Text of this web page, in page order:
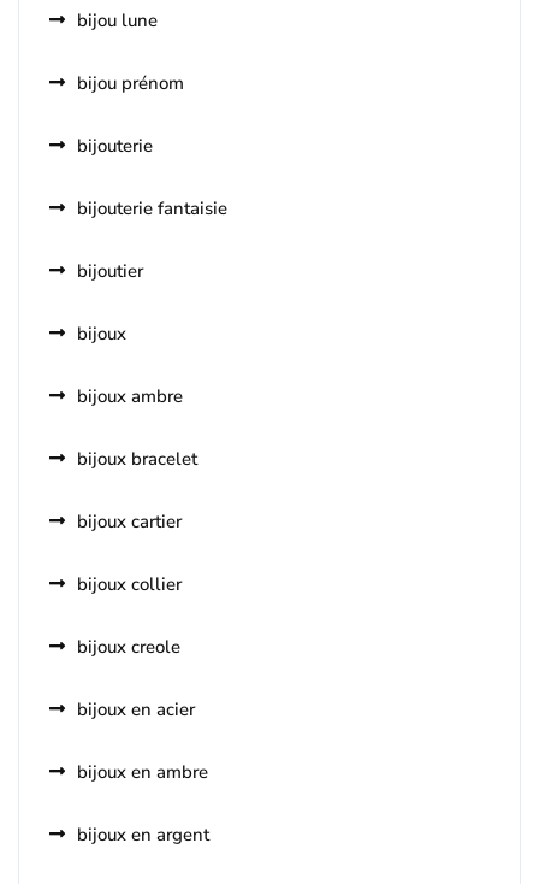
bijou lune
bijou prénom
bijouterie
bijouterie fantaisie
bijoutier
bijoux
bijoux ambre
bijoux bracelet
bijoux cartier
bijoux collier
bijoux creole
bijoux en acier
bijoux en ambre
bijoux en argent